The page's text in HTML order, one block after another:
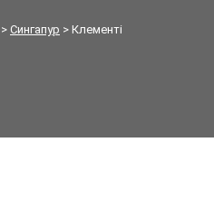
> Сингапур > Клементі